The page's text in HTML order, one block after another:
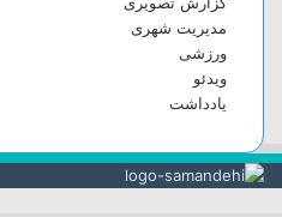
مدیریت شهری
ورزشی
ویدئو
یادداشت